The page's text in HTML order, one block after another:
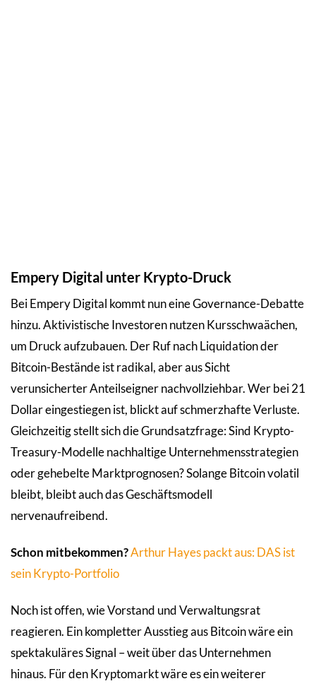
Empery Digital unter Krypto-Druck
Bei Empery Digital kommt nun eine Governance-Debatte
hinzu. Aktivistische Investoren nutzen Kursschwaächen,
um Druck aufzubauen. Der Ruf nach Liquidation der
Bitcoin-Bestände ist radikal, aber aus Sicht
verunsicherter Anteilseigner nachvollziehbar. Wer bei 21
Dollar eingestiegen ist, blickt auf schmerzhafte Verluste.
Gleichzeitig stellt sich die Grundsatzfrage: Sind Krypto-
Treasury-Modelle nachhaltige Unternehmensstrategien
oder gehebelte Marktprognosen? Solange Bitcoin volatil
bleibt, bleibt auch das Geschäftsmodell
nervenaufreibend.
Schon mitbekommen?Arthur Hayes packt aus: DAS ist
sein Krypto-Portfolio
Noch ist offen, wie Vorstand und Verwaltungsrat
reagieren. Ein kompletter Ausstieg aus Bitcoin wäre ein
spektakuläres Signal – weit über das Unternehmen
hinaus. Für den Kryptomarkt wäre es ein weiterer